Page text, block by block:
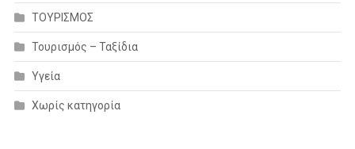
ΤΟΥΡΙΣΜΟΣ
Τουρισμός – Ταξίδια
Υγεία
Χωρίς κατηγορία